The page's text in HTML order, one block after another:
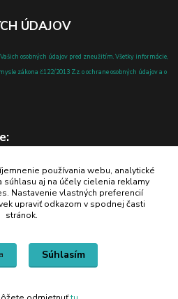
ÚDAJOV
osobných údajov pred zneužitím. Všetky informácie,
zákona č.122/2013 Z.z. o ochrane osobných údajov a o
používania webu, analytické
aj na účely cielenia reklamy
Nastavenie vlastných preferencií
upraviť odkazom v spodnej časti
stránok.
Súhlasím